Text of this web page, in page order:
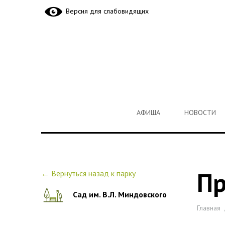
Версия для слабовидящих
АФИША НОВОСТИ
← Вернуться назад к парку
← Вернуться назад к парку
Сад им. В.Л. Миндовского
Вы
Главная